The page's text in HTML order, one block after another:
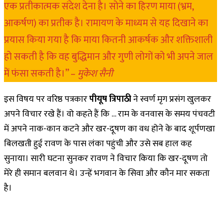
एक प्रतीकात्मक संदेश देना है। सोने का हिरण माया (भ्रम,
आकर्षण) का प्रतीक है। रामायण के माध्यम से यह दिखाने का
प्रयास किया गया है कि माया कितनी आकर्षक और शक्तिशाली
हो सकती है कि वह बुद्धिमान और गुणी लोगों को भी अपने जाल
में फंसा सकती है।” – मुकेश सैनी
इस विषय पर वरिष्ठ पत्रकारपीयूष त्रिपाठीने स्वर्ण मृग प्रसंग खुलकर
अपने विचार रखे हैं। वो कहते हैं कि … राम के वनवास के समय पंचवटी
में अपने नाक-कान कटने और खर-दूषण का वध होने के बाद शूर्पणखा
बिलखती हुई रावण के पास लंका पहुंची और उसे सब हाल कह
सुनाया। सारी घटना सुनकर रावण ने विचार किया कि खर-दूषण तो
मेरे ही समान बलवान थे। उन्हें भगवान के सिवा और कौन मार सकता
है।